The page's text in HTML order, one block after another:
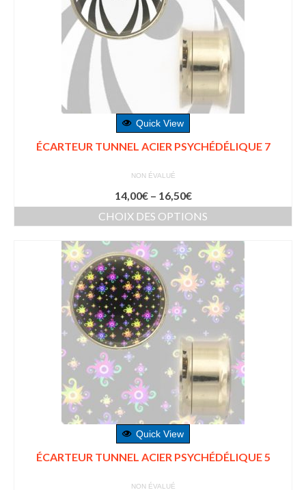
Quick View
ÉCARTEUR TUNNEL ACIER PSYCHÉDÉLIQUE 7
NON ÉVALUÉ
14,00€– 16,50€
CHOIX DES OPTIONS
Quick View
ÉCARTEUR TUNNEL ACIER PSYCHÉDÉLIQUE 5
NON ÉVALUÉ